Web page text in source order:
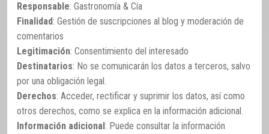
Responsable: Gastronomía & Cía
Finalidad: Gestión de suscripciones al blog y moderación de
comentarios
Legitimación: Consentimiento del interesado
Destinatarios: No se comunicarán los datos a terceros, salvo
por una obligación legal.
Derechos: Acceder, rectificar y suprimir los datos, así como
otros derechos, como se explica en la información adicional.
Información adicional : Puede consultar la información